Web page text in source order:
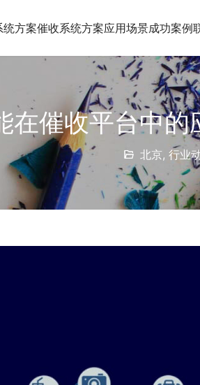
统方案催收系统方案应用场景成功案例
在催收平台中
北京, 行业